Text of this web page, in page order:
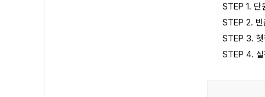
STEP 1. 단
STEP 2. 빈
STEP 3. 헷
STEP 4. 실